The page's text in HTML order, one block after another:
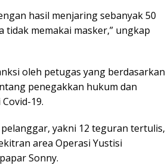
hasil menjaring sebanyak 50
memakai masker,” ungkap
oleh petugas yang berdasarkan
penegakkan hukum dan
19.
yakni 12 teguran tertulis,
area Operasi Yustisi
Sonny.